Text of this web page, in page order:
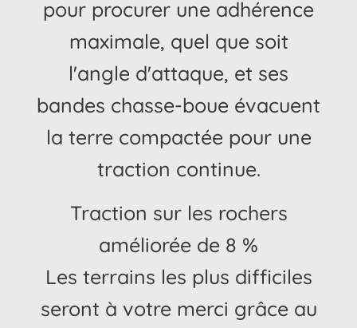
pour procurer une adhérence
maximale, quel que soit
l'angle d'attaque, et ses
bandes chasse-boue évacuent
la terre compactée pour une
traction continue.
Traction sur les rochers
améliorée de 8 %
Les terrains les plus difficiles
seront à votre merci grâce au